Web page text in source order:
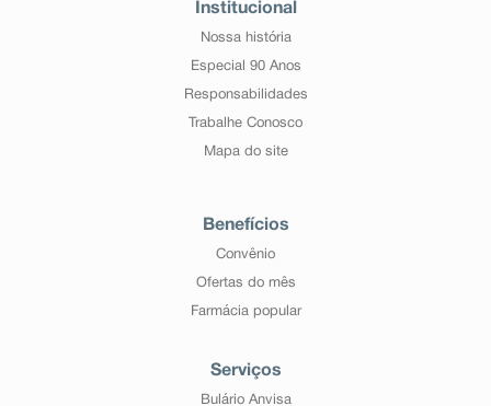
Institucional
Nossa história
Especial 90 Anos
Responsabilidades
Trabalhe Conosco
Mapa do site
Benefícios
Convênio
Ofertas do mês
Farmácia popular
Serviços
Bulário Anvisa